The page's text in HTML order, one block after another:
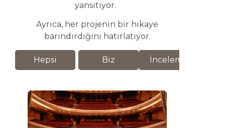
yansıtıyor.
Ayrıca, her projenin bir hikaye
barındırdığını hatırlatıyor.
Hepsi Biz İnceleme